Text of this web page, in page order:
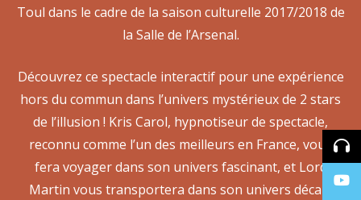
Toul dans le cadre de la saison culturelle 2017/2018 de
la Salle de l’Arsenal.
Découvrez ce spectacle interactif pour une expérience
hors du commun dans l’univers mystérieux de 2 stars
de l’illusion ! Kris Carol, hypnotiseur de spectacle,
reconnu comme l’un des meilleurs en France, vous
fera voyager dans son univers fascinant, et Lord
Martin vous transportera dans son univers décalé